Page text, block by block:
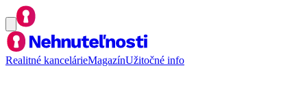
Realitné kancelárieMagazínUžitočné info